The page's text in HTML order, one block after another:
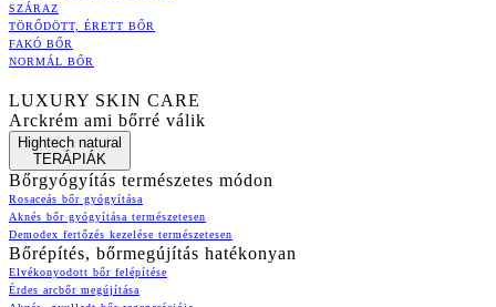
SZÁRAZ
TÖRŐDÖTT, ÉRETT BŐR
FAKÓ BŐR
NORMÁL BŐR
LUXURY SKIN CARE
Arckrém ami bőrré válik
Hightech natural
TERÁPIÁK
Bőrgyógyítás természetes módon
Rosaceás bőr gyógyítása
Aknés bőr gyógyítása természetesen
Demodex fertőzés kezelése természetesen
Bőrépítés, bőrmegújítás hatékonyan
Elvékonyodott bőr felépítése
Érdes arcbőr megújítása